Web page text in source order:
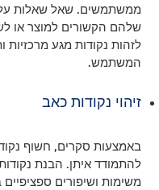
ממשתמשים. שאל שאלות על
שלהם הקשורים למוצר או
לזהות נקודות מגע מרכזיות
המשתמש.
זיהוי נקודות כאב
באמצעות סקרים, חשוף
להתמודד איתן. הבנת
משימות ושיפורים